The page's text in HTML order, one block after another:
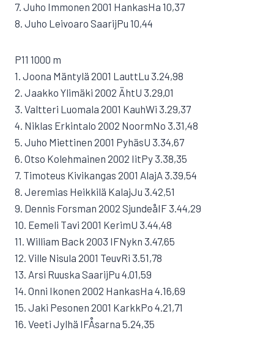
7. Juho Immonen 2001 HankasHa 10,37
8. Juho Leivoaro SaarijPu 10,44
P11 1000 m
1. Joona Mäntylä 2001 LauttLu 3.24,98
2. Jaakko Ylimäki 2002 ÄhtU 3.29,01
3. Valtteri Luomala 2001 KauhWi 3.29,37
4. Niklas Erkintalo 2002 NoormNo 3.31,48
5. Juho Miettinen 2001 PyhäsU 3.34,67
6. Otso Kolehmainen 2002 IitPy 3.38,35
7. Timoteus Kivikangas 2001 AlajA 3.39,54
8. Jeremias Heikkilä KalajJu 3.42,51
9. Dennis Forsman 2002 SjundeåIF 3.44,29
10. Eemeli Tavi 2001 KerimU 3.44,48
11. William Back 2003 IFNykn 3.47,65
12. Ville Nisula 2001 TeuvRi 3.51,78
13. Arsi Ruuska SaarijPu 4.01,59
14. Onni Ikonen 2002 HankasHa 4.16,69
15. Jaki Pesonen 2001 KarkkPo 4.21,71
16. Veeti Jylhä IFÅsarna 5.24,35